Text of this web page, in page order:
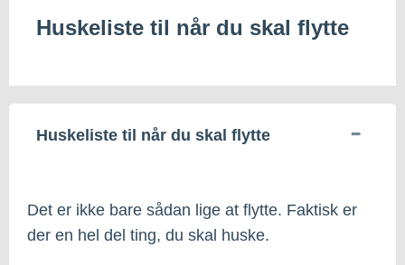
Huskeliste til når du skal flytte
Huskeliste til når du skal flytte
Det er ikke bare sådan lige at flytte. Faktisk er
der en hel del ting, du skal huske.